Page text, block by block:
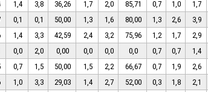
1,4 3,8 36,26 1,7 2,0 85,71 0,7 1,0 1,7
0,1 0,1 50,00 1,3 1,6 80,00 1,3 2,6 3,9
1,4 3,3 42,59 2,4 3,2 75,96 1,2 1,7 2,9
0,0 2,0 0,00 0,0 0,0 0,0 0,7 0,7 1,4
0,7 1,5 50,00 1,5 2,2 66,67 0,7 1,9 2,6
1,0 3,3 29,03 1,4 2,7 52,00 0,3 1,8 2,1